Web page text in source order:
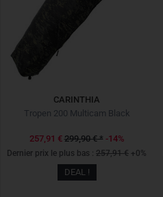
CARINTHIA
Tropen 200 Multicam Black
257,91 € 299,90 €* -14%
Dernier prix le plus bas : 257,91 € +0%
DEAL !